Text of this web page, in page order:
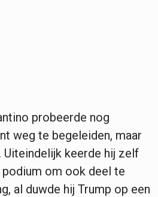
probeerde nog
weg te begeleiden, maar
Uiteindelijk keerde hij zelf
podium om ook deel te
al duwde hij Trump op een